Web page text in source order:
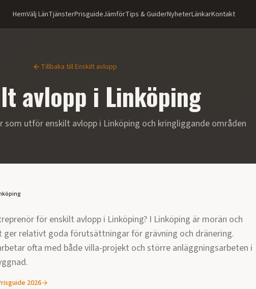
HemVälj LänTjänsterPrisguideJämförTips & GuiderNyheterLänkarKontakt
Tillbaka tillEnskilt avlopp
avlopp i Linköping
som utförenskilt avloppi Linköping och kringliggande områden
för enskilt avlopp i Linköping? I Linköping är morän och
ger relativt goda förutsättningar för grävning och dränering.
ofta med både villa-projekt och större anläggningsarbeten i
2026